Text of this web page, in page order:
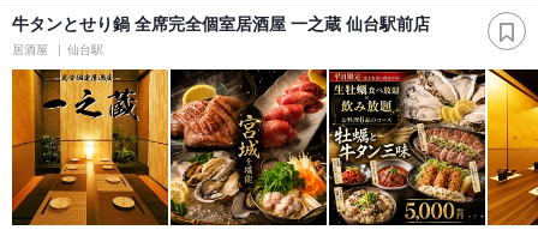
牛タンとせり鍋 全席完全個室居酒屋 一之蔵 仙台駅前店
居酒屋 仙台駅